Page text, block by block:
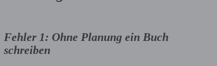
Fehler 1: Ohne Planung ein Buch
schreiben